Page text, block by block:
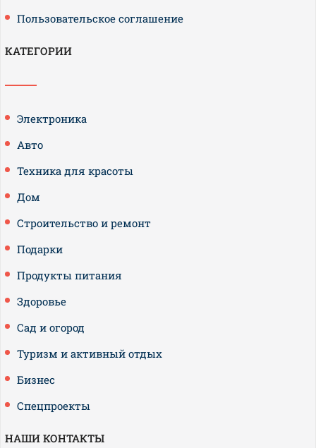
Пользовательское соглашение
КАТЕГОРИИ
Электроника
Авто
Техника для красоты
Дом
Строительство и ремонт
Подарки
Продукты питания
Здоровье
Сад и огород
Туризм и активный отдых
Бизнес
Спецпроекты
НАШИ КОНТАКТЫ